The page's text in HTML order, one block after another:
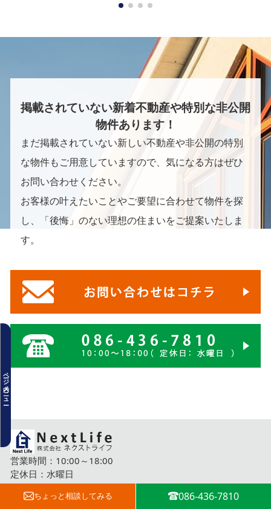
ページ内メニュー
物件詳細
地図・周辺環境
物件情報
特徴
購入の流れ
この物件についてお問い合わせ
同エリアの物件
掲載されていない新着不動産や特別な非公開
物件あります！
まだ掲載されていない新しい不動産や非公開の特別
な物件もご用意していますので、気になる方はぜひ
お問い合わせください。
お客様の叶えたいことやご要望に合わせて物件を探
し、「後悔」のない理想の住まいをご提案いたしま
す。
ちょっと相談してみる 086-436-7810
営業時間：10:00～18:00
定休日：水曜日
住所：〒710-0803
岡山県倉敷市中島2642番地4